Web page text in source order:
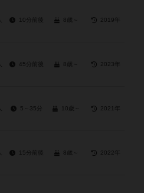
10分前後 8歳～ 2019年
45分前後 8歳～ 2023年
5～35分 10歳～ 2021年
15分前後 8歳～ 2022年